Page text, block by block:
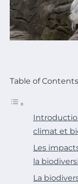
Table of Contents
climat et
Les
la
La